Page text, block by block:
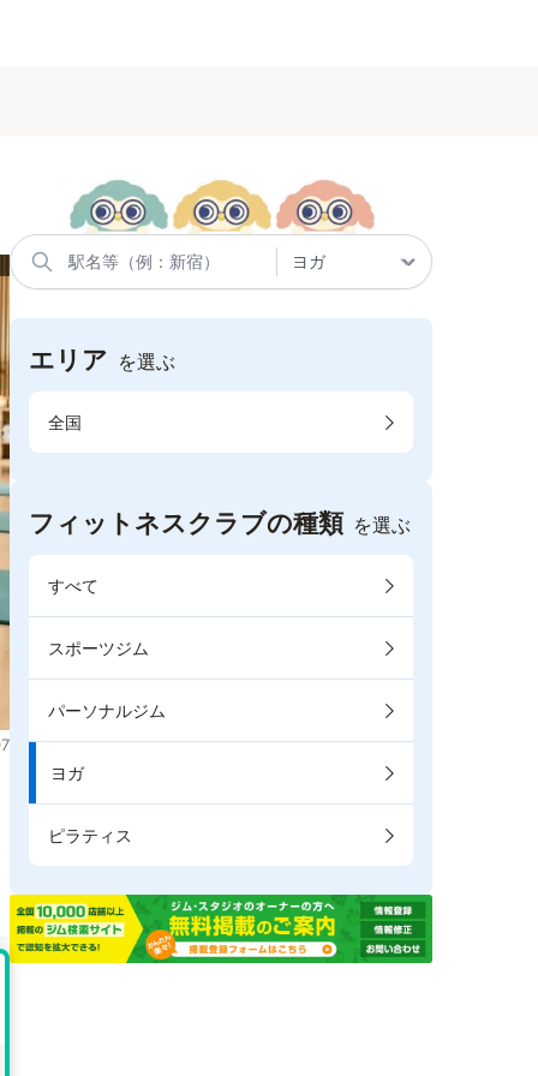
エリア を選ぶ
全国
フィットネスクラブの種類 を選ぶ
すべて
スポーツジム
パーソナルジム
ヨガ
ピラティス